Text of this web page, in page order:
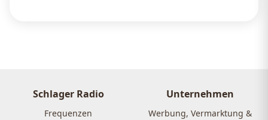
Schlager Radio
Frequenzen
Unternehmen
Werbung, Vermarktung &